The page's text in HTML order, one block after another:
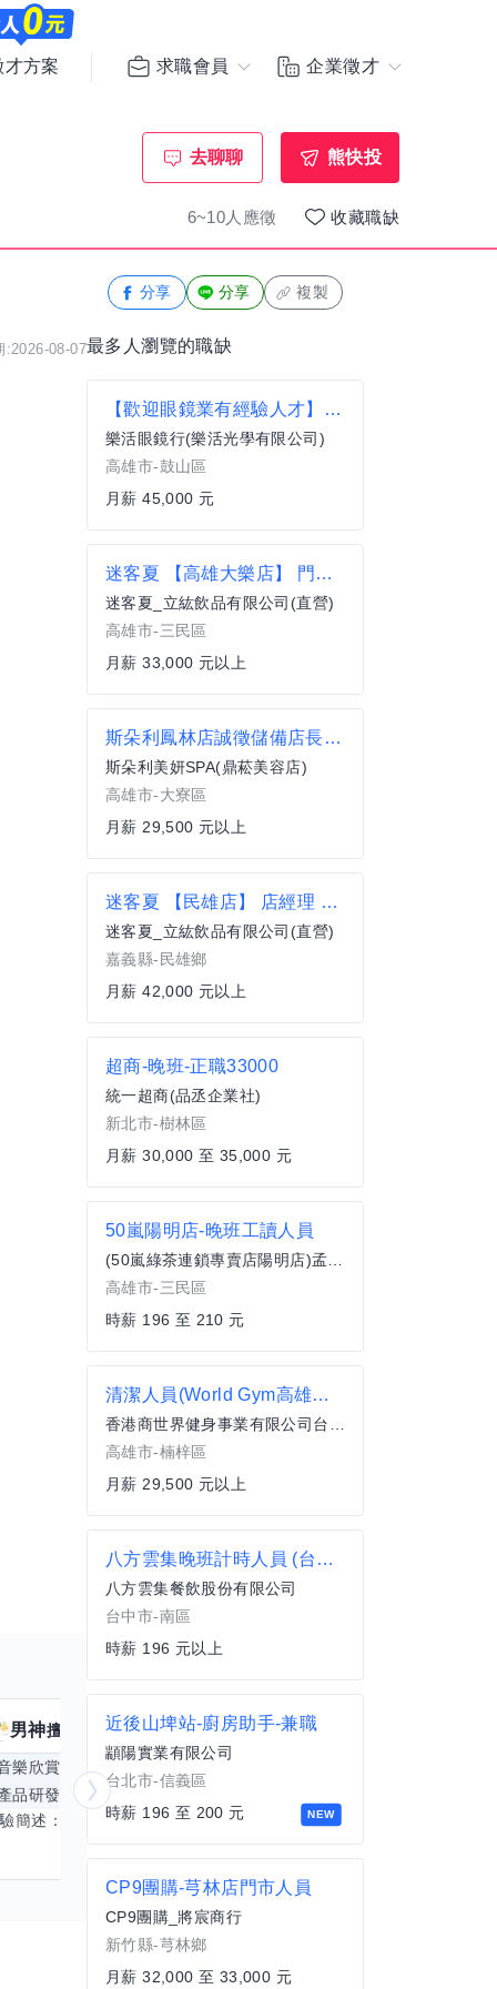
才方案 求職會員 企業徵才
去聊聊 熊快投
6~10人應徵 收藏職缺
:2026-08-07
男神擅長 個技能
樂欣賞 顧問服務
品研發
跨部門協作
經驗簡述： 1.創業主導&新創合夥 2.B2C產品開發運營一條龍 3.AI應用開發與量化研究新創 標籤話題都可以聊，開放交流 找尋共同創業機會，亦歡迎新創收編
分享 分享 複製
最多人瀏覽的職缺
【歡迎眼鏡業有經驗人才】樂活眼鏡_門市驗光師/生(高雄地區)
樂活眼鏡行(樂活光學有限公司)
高雄市-鼓山區
月薪 45,000 元
迷客夏 【高雄大樂店】 門市人員 ★迷人家族 歡迎社會新鮮人 勇敢 逐夢 33K起薪 擴大徵才
迷客夏_立紘飲品有限公司(直營)
高雄市-三民區
月薪 33,000 元以上
斯朵利鳳林店誠徵儲備店長.芳療師.美容助理
斯朵利美妍SPA(鼎菘美容店)
高雄市-大寮區
月薪 29,500 元以上
迷客夏 【民雄店】 店經理 ★迷人未來 挑戰自我★42K起薪 擴大徵才
迷客夏_立紘飲品有限公司(直營)
嘉義縣-民雄鄉
月薪 42,000 元以上
超商-晚班-正職33000
統一超商(品丞企業社)
新北市-樹林區
月薪 30,000 至 35,000 元
50嵐陽明店-晚班工讀人員
(50嵐綠茶連鎖專賣店陽明店)孟茶店
高雄市-三民區
時薪 196 至 210 元
清潔人員(World Gym高雄楠梓店)
香港商世界健身事業有限公司台灣分公司
高雄市-楠梓區
月薪 29,500 元以上
八方雲集晚班計時人員 (台中大慶店)
八方雲集餐飲股份有限公司
台中市-南區
時薪 196 元以上
NEW
近後山埤站-廚房助手-兼職
顓陽實業有限公司
台北市-信義區
時薪 196 至 200 元
CP9團購-芎林店門市人員
CP9團購_將宸商行
新竹縣-芎林鄉
月薪 32,000 至 33,000 元